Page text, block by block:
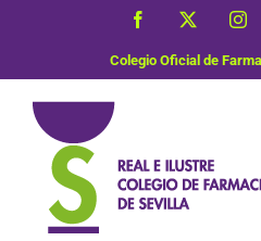
Facebook
Colegio Oficial de